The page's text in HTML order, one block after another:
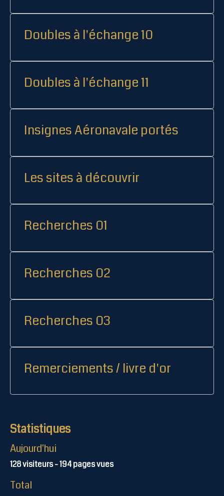
Doubles à l'échange 10
Doubles à l'échange 11
Insignes Aéronavale portés
Les sites à découvrir
Recherches 01
Recherches 02
Recherches 03
Remerciements / livre d'or
Statistiques
Aujourd'hui
128visiteurs -194pages vues
Total